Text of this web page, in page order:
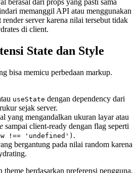
berasal dari props yang pasti sama
memanggil API atau menggunakan
render server karena nilai tersebut tidak
di client.
State dan Style
bisa memicu perbedaan markup.
useState dengan dependency dari
sejak server.
yang mengandalkan ukuran layar atau
sampai client-ready dengan flag seperti
!== 'undefined') .
bergantung pada nilai random karena
berdasarkan preferensi pengguna,